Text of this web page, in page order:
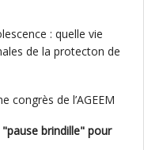
: quelle vie
de la protecton de
congrès de l’AGEEM
brindille" pour